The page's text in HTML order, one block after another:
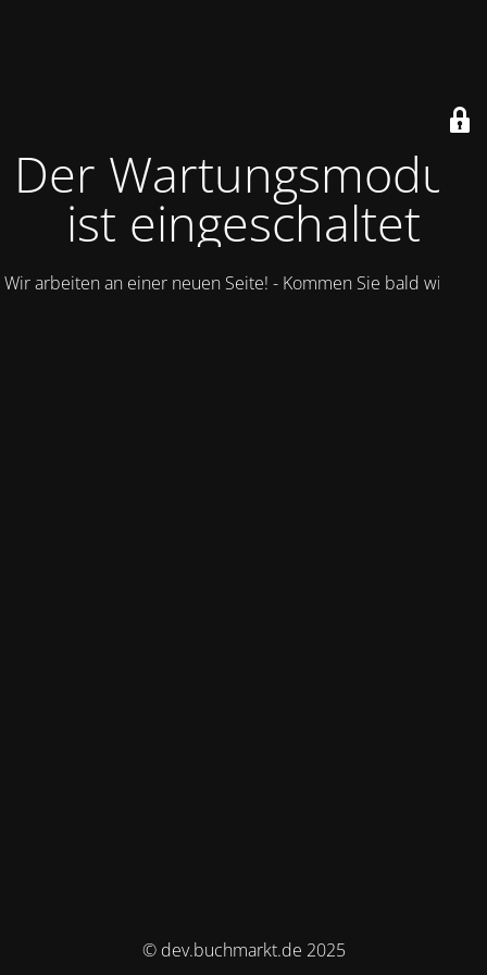
Der Wartungsmodus
ist eingeschaltet
Wir arbeiten an einer neuen Seite! - Kommen Sie bald wieder.
© dev.buchmarkt.de 2025